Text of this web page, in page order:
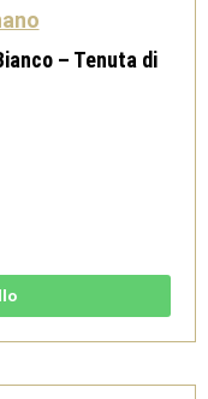
– Tenuta di